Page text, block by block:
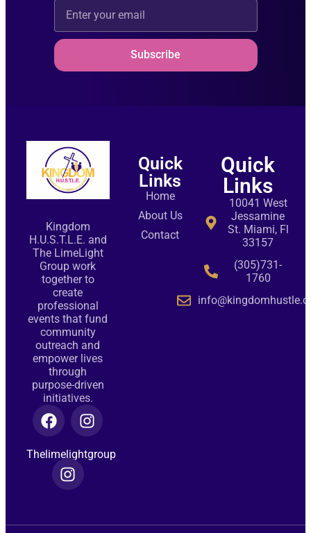
Subscribe
Kingdom
H.U.S.T.L.E. and
The LimeLight
Group work
together to
create
professional
events that fund
community
outreach and
empower lives
through
purpose-driven
initiatives.
Thelimelightgroup
Quick
Links
Home
About Us
Contact
Quick
Links
10041 West
Jessamine
St. Miami, Fl
33157
(305)731-
1760